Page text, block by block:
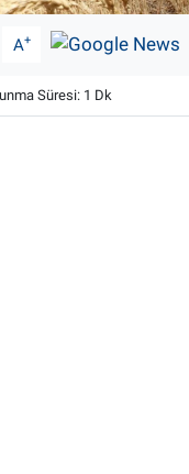
A+
Süresi: 1 Dk